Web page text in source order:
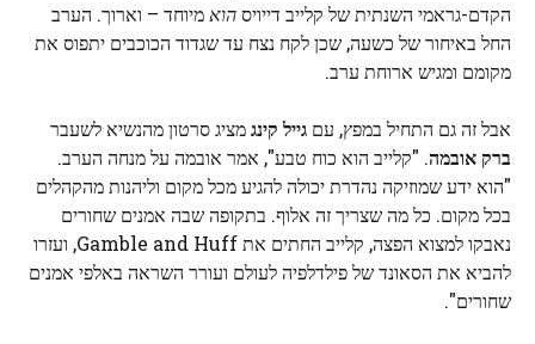
הקדם-גראמי השנתית של קלייב דייויסהואמיוחד – וארוך. הערב
החל באיחור של כשעה, שכן לקח נצח עד שגדוד הכוכבים יתפוס את
מקומם ומגיש ארוחת ערב.
אבל זה גם התחיל במפץ, עם גייל קינגמציג סרטון מהנשיא לשעבר
ברק אובמה. "קלייב הוא כוח טבע", אמר אובמה על מנחה הערב.
"הוא ידע שמוזיקה נהדרת יכולה להגיע מכל מקום וליהנות מהקהלים
בכל מקום. כל מה שצריך זה אלוף. בתקופה שבה אמנים שחורים
נאבקו למצוא הפצה, קלייב החתים את Gamble and Huff, ועזרו
להביא את הסאונד של פילדלפיה לעולם ועורר השראה באלפי אמנים
שחורים".